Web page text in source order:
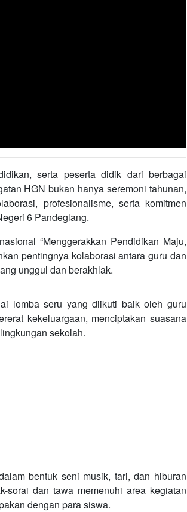
serta peserta didik dari berbagai
HGN bukan hanya seremoni tahunan,
profesionalisme, serta komitmen
6 Pandeglang.
“Menggerakkan Pendidikan Maju,
pentingnya kolaborasi antara guru dan
unggul dan berakhlak.
lomba seru yang diikuti baik oleh guru
kekeluargaan, menciptakan suasana
sekolah.
bentuk seni musik, tari, dan hiburan
sorai dan tawa memenuhi area kegiatan
dengan para siswa.